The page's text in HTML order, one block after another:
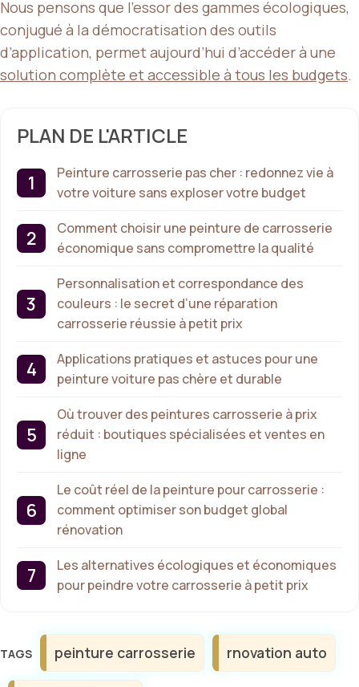
Nous pensons que l’essor des gammes écologiques,
conjugué à la démocratisation des outils
d’application, permet aujourd’hui d’accéder à une
solution complète et accessible à tous les budgets.
PLAN DE L'ARTICLE
Peinture carrosserie pas cher : redonnez vie à
votre voiture sans exploser votre budget
Comment choisir une peinture de carrosserie
économique sans compromettre la qualité
Personnalisation et correspondance des
couleurs : le secret d’une réparation
carrosserie réussie à petit prix
Applications pratiques et astuces pour une
peinture voiture pas chère et durable
Où trouver des peintures carrosserie à prix
réduit : boutiques spécialisées et ventes en
ligne
Le coût réel de la peinture pour carrosserie :
comment optimiser son budget global
rénovation
Les alternatives écologiques et économiques
pour peindre votre carrosserie à petit prix
Étiquettes
peinture carrosserie rnovation auto